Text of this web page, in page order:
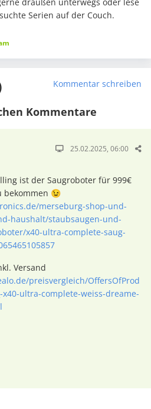
Serien auf der Couch.
Kommentar schreiben
Kommentare
25.02.2025, 06:00
ist der Saugroboter für 999€
bekommen 😉
merseburg-shop-und-
haushalt/staubsaugen-und-
x40-ultra-complete-saug-
Versand
preisvergleich/OffersOfProd
x40-ultra-complete-weiss-dreame-